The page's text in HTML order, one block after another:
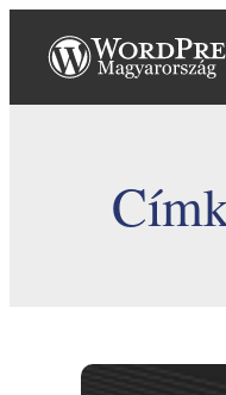
tartalomhoz